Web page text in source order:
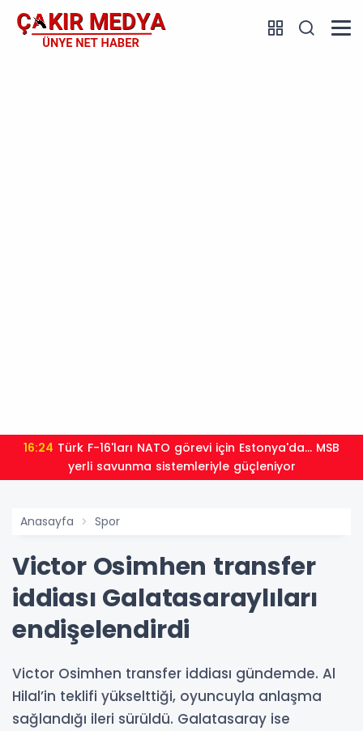
16:24
yerli savunma sistemleriyle güçleniyor
Anasayfa Spor
Victor Osimhen transfer
iddiası Galatasaraylıları
endişelendirdi
Victor Osimhen transfer iddiası gündemde. Al
Hilal’in teklifi yükselttiği, oyuncuyla anlaşma
sağlandığı ileri sürüldü. Galatasaray ise